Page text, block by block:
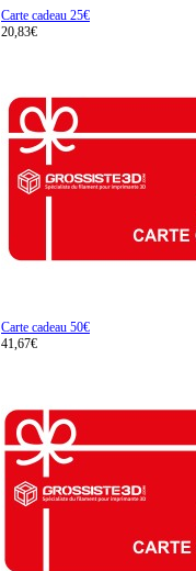
Carte cadeau 25€
20,83€
Carte cadeau 50€
41,67€